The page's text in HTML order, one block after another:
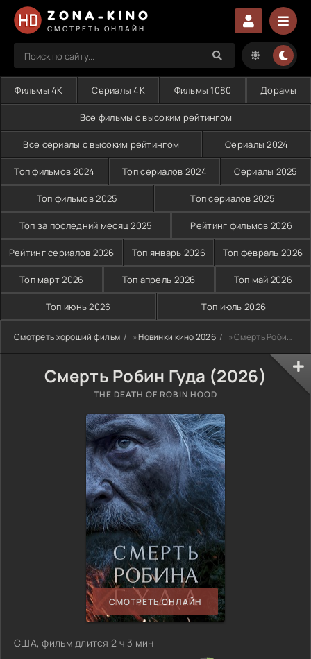
ZONA-KINO
СМОТРЕТЬ ОНЛАЙН
Фильмы 4K Сериалы 4K Фильмы 1080 Дорамы
Все фильмы с высоким рейтингом
Все сериалы с высоким рейтингом Сериалы 2024
Топ фильмов 2024 Топ сериалов 2024 Сериалы 2025
Топ фильмов 2025 Топ сериалов 2025
Топ за последний месяц 2025 Рейтинг фильмов 2026
Рейтинг сериалов 2026 Топ январь 2026 Топ февраль 2026
Топ март 2026 Топ апрель 2026 Топ май 2026
Топ июнь 2026 Топ июль 2026
Смотреть хороший фильм »Новинки кино 2026 » Смерть Робин Гуда (2026)
Смерть Робин Гуда (2026)
THE DEATH OF ROBIN HOOD
СМОТРЕТЬ ОНЛАЙН
США, фильм длится 2 ч 3 мин